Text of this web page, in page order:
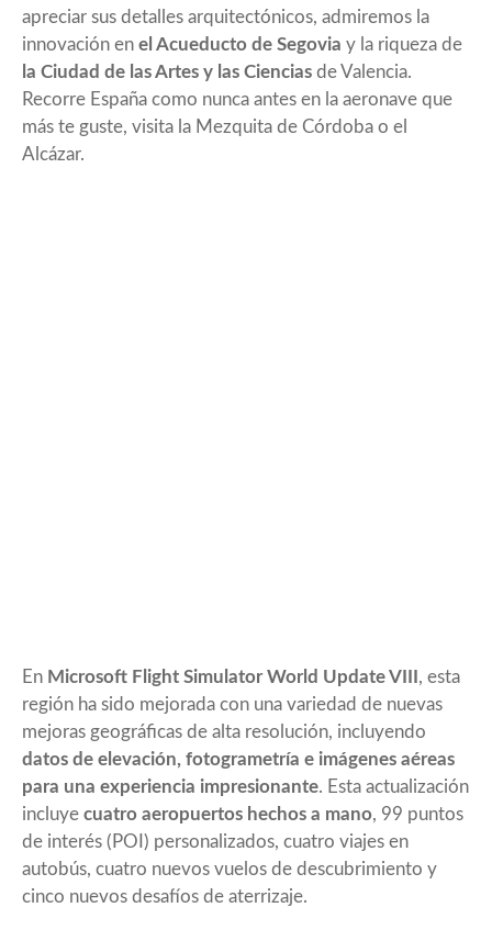
apreciar sus detalles arquitectónicos, admiremos la
innovación en el Acueducto de Segovia y la riqueza de
la Ciudad de las Artes y las Ciencias de Valencia.
Recorre España como nunca antes en la aeronave que
más te guste, visita la Mezquita de Córdoba o el
Alcázar.
En Microsoft Flight Simulator World Update VIII , esta
región ha sido mejorada con una variedad de nuevas
mejoras geográficas de alta resolución, incluyendo
datos de elevación, fotogrametría e imágenes aéreas
para una experiencia impresionante. Esta actualización
incluye cuatro aeropuertos hechos a mano, 99 puntos
de interés (POI) personalizados, cuatro viajes en
autobús, cuatro nuevos vuelos de descubrimiento y
cinco nuevos desafíos de aterrizaje.